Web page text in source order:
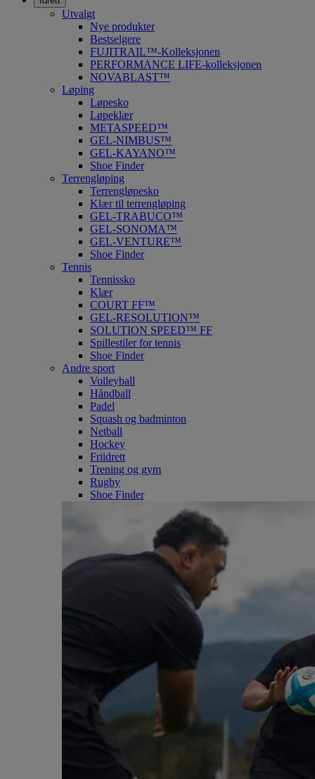
Utvalgt
Nye produkter
Bestselgere
FUJITRAIL™-Kolleksjonen
PERFORMANCE LIFE-kolleksjonen
NOVABLAST™
Løping
Løpesko
Løpeklær
METASPEED™
GEL-NIMBUS™
GEL-KAYANO™
Shoe Finder
Terrengløping
Terrengløpesko
Klær til terrengløping
GEL-TRABUCO™
GEL-SONOMA™
GEL-VENTURE™
Shoe Finder
Tennis
Tennissko
Klær
COURT FF™
GEL-RESOLUTION™
SOLUTION SPEED™ FF
Spillestiler for tennis
Shoe Finder
Andre sport
Volleyball
Håndball
Padel
Squash og badminton
Netball
Hockey
Friidrett
Trening og gym
Rugby
Shoe Finder